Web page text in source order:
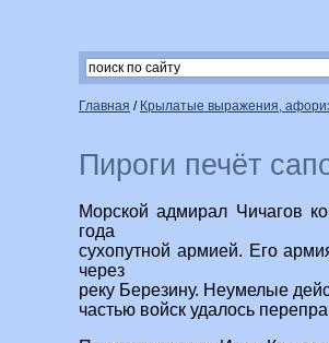
Главная / Крылатые выражения,
Пироги печёт
Морской адмирал Чичагов
года
сухопутной армией. Его
через
реку Березину. Неумелые
частью войск удалось